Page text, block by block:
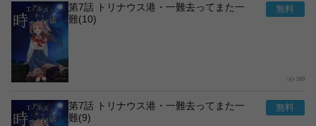
第7話 トリナウス港・一難去ってまた一
難(10)
169
第7話 トリナウス港・一難去ってまた一
難(9)